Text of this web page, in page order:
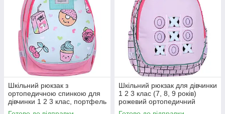
Шкільний рюкзак з
ортопедичною спинкою для
дівчинки 1 2 3 клас, портфель
першокласниці в школу
Шкільний рюкзак для дівчинки
1 2 3 клас (7, 8, 9 років)
рожевий ортопедичний
портфель ранець